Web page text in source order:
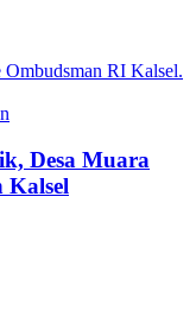
Desa Muara
Kalsel